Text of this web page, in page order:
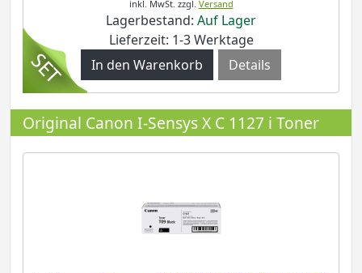
inkl. MwSt. zzgl. Versand
Lagerbestand: Auf Lager
Lieferzeit: 1-3 Werktage
Details
Original Canon I-Sensys X C 1127 i Toner